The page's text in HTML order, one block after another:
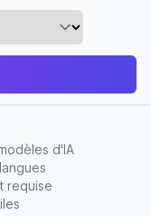
d'IA
requise